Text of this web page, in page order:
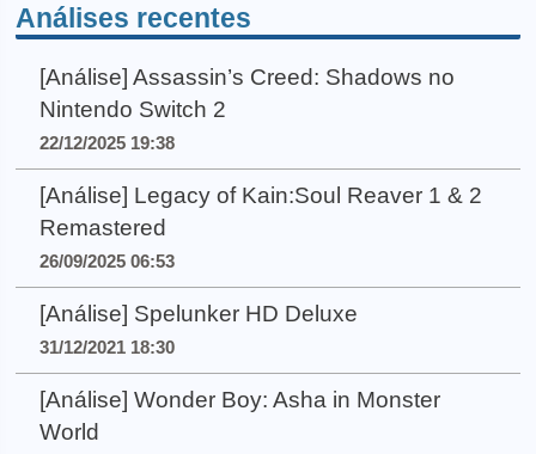
Análises recentes
[Análise] Assassin’s Creed: Shadows no
Nintendo Switch 2
22/12/2025 19:38
[Análise] Legacy of Kain:Soul Reaver 1 & 2
Remastered
26/09/2025 06:53
[Análise] Spelunker HD Deluxe
31/12/2021 18:30
[Análise] Wonder Boy: Asha in Monster
World